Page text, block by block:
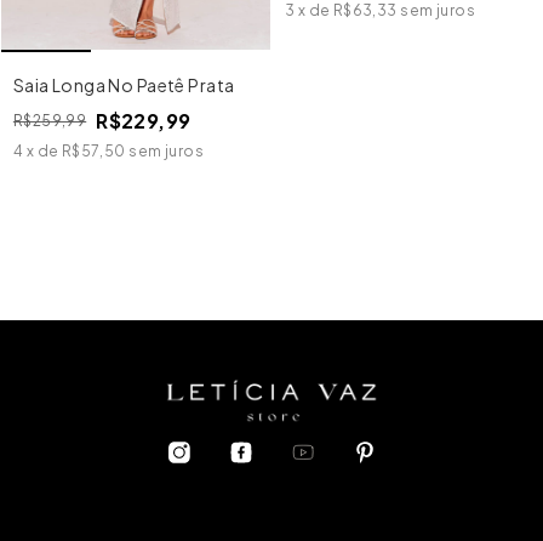
Saia Longa No Paetê Prata
R$259,99 R$229,99
4 x de R$57,50 sem juros
3 x de R$63,33 sem juros